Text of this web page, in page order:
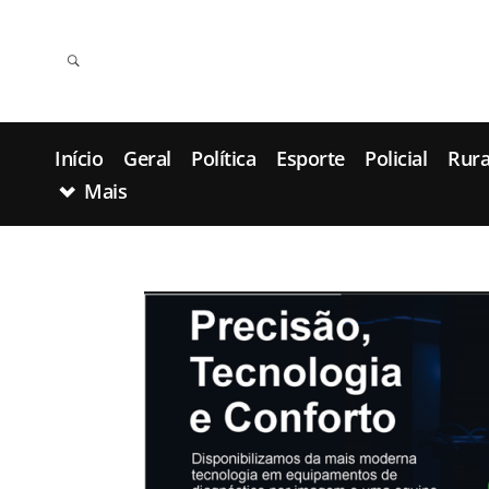
Início Geral Política Esporte Policial
Mais